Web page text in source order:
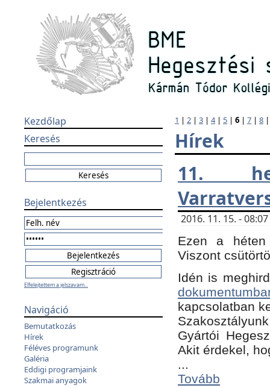
Kezdőlap
Keresés
Bejelentkezés
Elfelejtettem a jelszavam...
Navigáció
Bemutatkozás
Hírek
Féléves programunk
Galéria
Eddigi programjaink
Szakmai anyagok
1 | 2 | 3 | 4| 5 | 6 | 7 | 8
Hírek
11.
2016. 11. 15. -
Ezen a héten
Viszont
Idén is
kapcsolatban
Gyártói
Akit érdekel,
...
Tovább